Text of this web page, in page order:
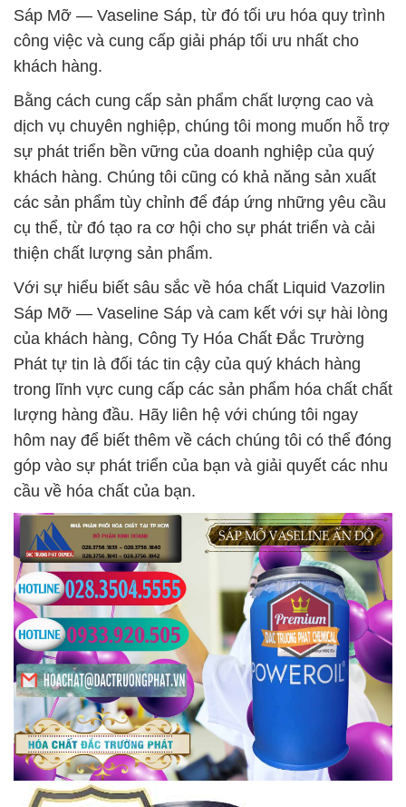
Sáp Mỡ — Vaseline Sáp, từ đó tối ưu hóa quy trình
công việc và cung cấp giải pháp tối ưu nhất cho
khách hàng.
Bằng cách cung cấp sản phẩm chất lượng cao và
dịch vụ chuyên nghiệp, chúng tôi mong muốn hỗ trợ
sự phát triển bền vững của doanh nghiệp của quý
khách hàng. Chúng tôi cũng có khả năng sản xuất
các sản phẩm tùy chỉnh để đáp ứng những yêu cầu
cụ thể, từ đó tạo ra cơ hội cho sự phát triển và cải
thiện chất lượng sản phẩm.
Với sự hiểu biết sâu sắc về hóa chất Liquid Vazơlin
Sáp Mỡ — Vaseline Sáp và cam kết với sự hài lòng
của khách hàng, Công Ty Hóa Chất Đắc Trường
Phát tự tin là đối tác tin cậy của quý khách hàng
trong lĩnh vực cung cấp các sản phẩm hóa chất chất
lượng hàng đầu. Hãy liên hệ với chúng tôi ngay
hôm nay để biết thêm về cách chúng tôi có thể đóng
góp vào sự phát triển của bạn và giải quyết các nhu
cầu về hóa chất của bạn.